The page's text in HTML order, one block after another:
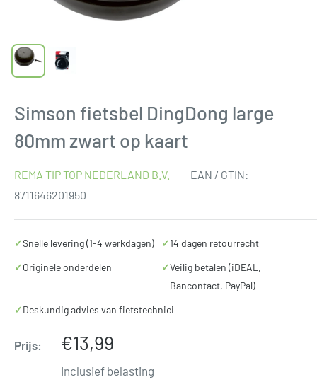
Simson fietsbel DingDong large
80mm zwart op kaart
REMA TIP TOP NEDERLAND B.V.
EAN / GTIN:
8711646201950
✓Snelle levering (1-4 werkdagen) ✓14 dagen retourrecht
✓Originele onderdelen ✓Veilig betalen (iDEAL,
Bancontact, PayPal)
✓Deskundig advies van fietstechnici
Prijs: Verkoopprijs
€13,99
Inclusief belasting